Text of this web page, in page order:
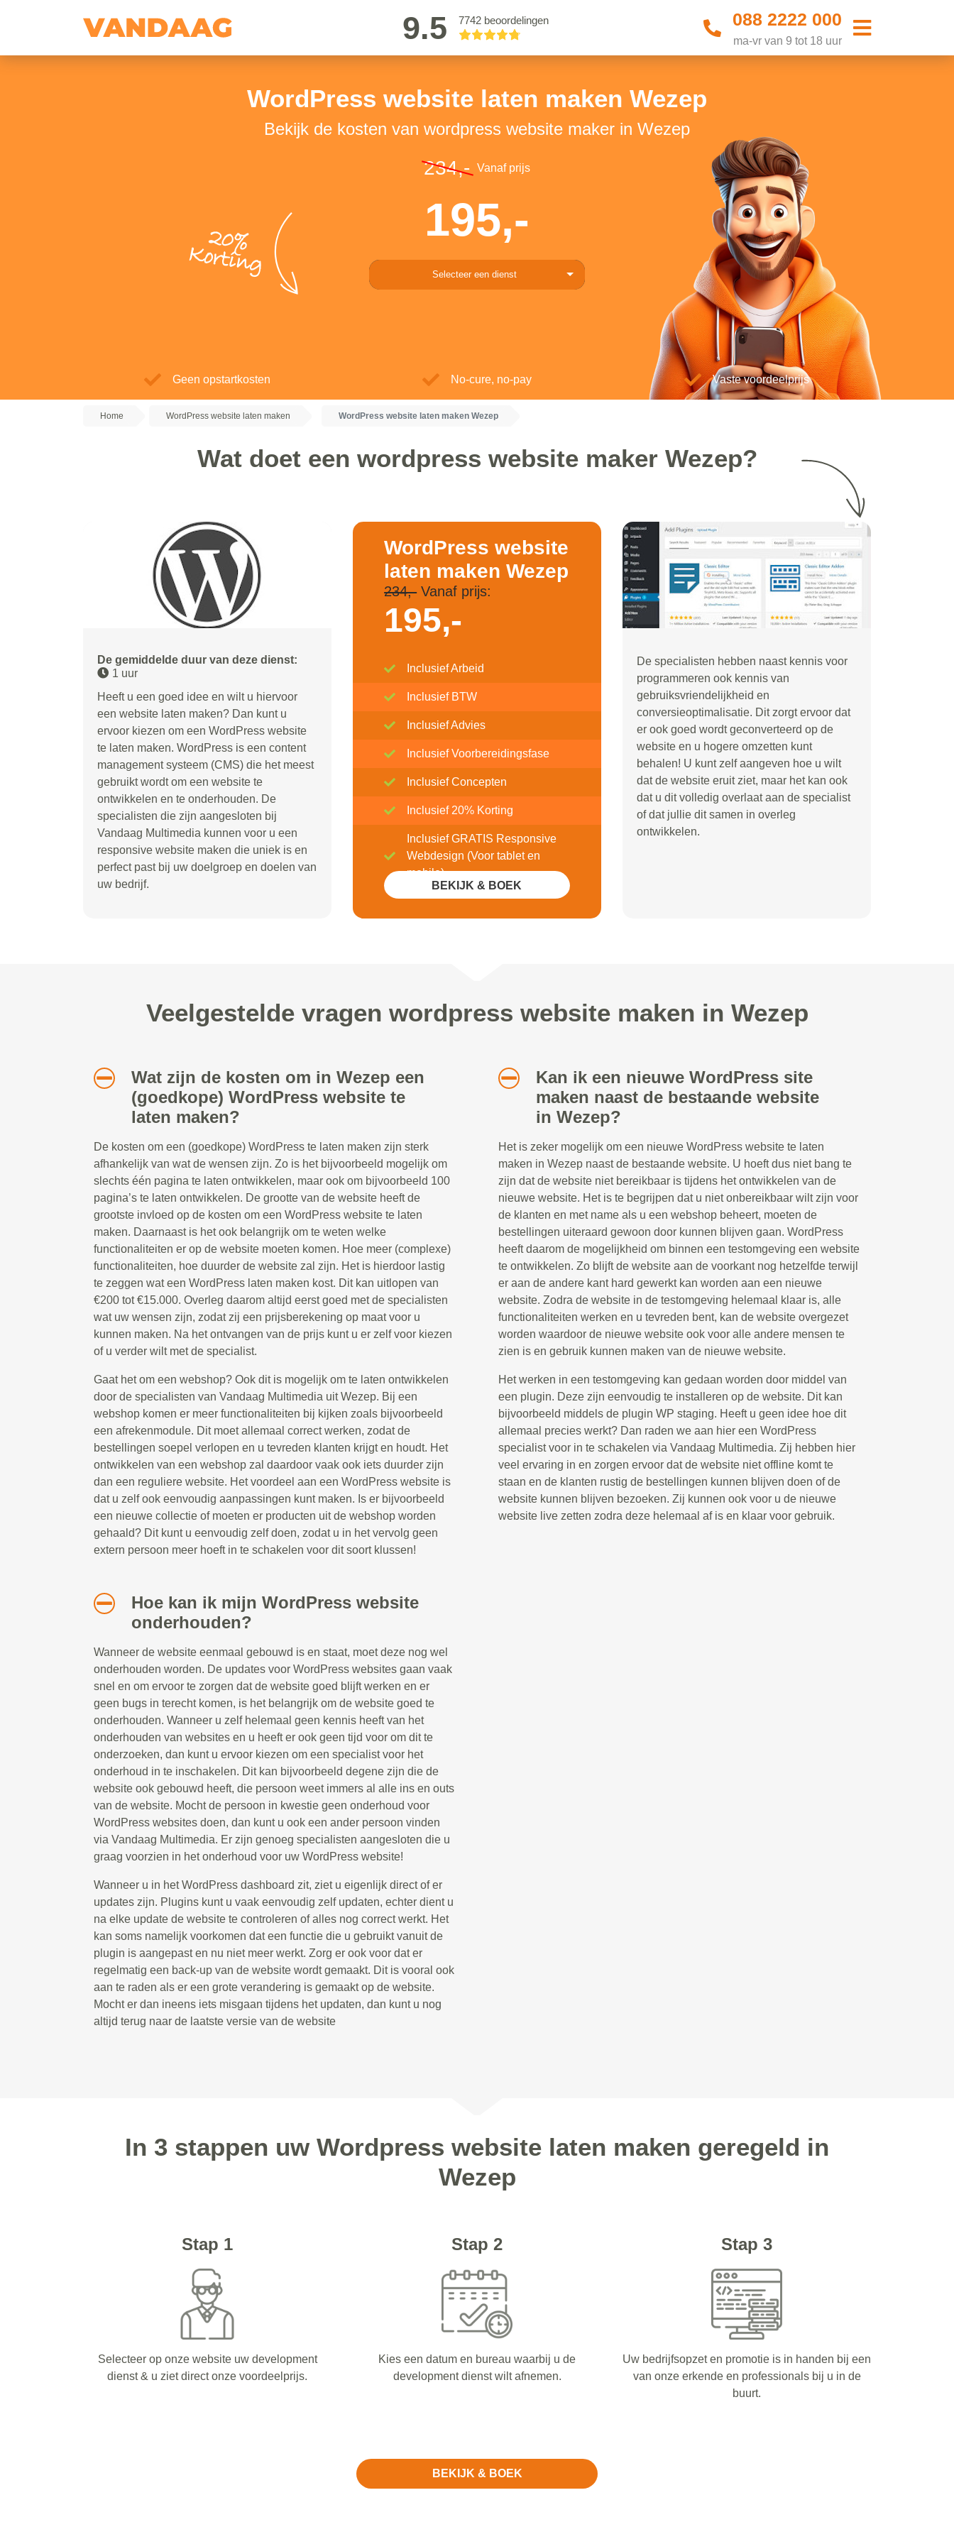
9.5 7742 beoordelingen 088 2222 000
ma-vr van 9 tot 18 uur
WordPress website laten maken Wezep
Bekijk de kosten van wordpress website maker in Wezep
20%
Korting
234,- Vanaf prijs
195,-
Selecteer een dienst
Geen opstartkosten No-cure, no-pay Vaste voordeelprijs
Home WordPress website laten maken WordPress website laten maken Wezep
Wat doet een wordpress website maker Wezep?
De gemiddelde duur van deze dienst:
1 uur
Heeft u een goed idee en wilt u hiervoor
een website laten maken? Dan kunt u
ervoor kiezen om een WordPress website
te laten maken. WordPress is een content
management systeem (CMS) die het meest
gebruikt wordt om een website te
ontwikkelen en te onderhouden. De
specialisten die zijn aangesloten bij
Vandaag Multimedia kunnen voor u een
responsive website maken die uniek is en
perfect past bij uw doelgroep en doelen van
uw bedrijf.
WordPress website
laten maken Wezep
234,-Vanaf prijs:
195,-
Inclusief Arbeid
Inclusief BTW
Inclusief Advies
Inclusief Voorbereidingsfase
Inclusief Concepten
Inclusief 20% Korting
Inclusief GRATIS Responsive
Webdesign (Voor tablet en
mobile)
BEKIJK & BOEK
De specialisten hebben naast kennis voor
programmeren ook kennis van
gebruiksvriendelijkheid en
conversieoptimalisatie. Dit zorgt ervoor dat
er ook goed wordt geconverteerd op de
website en u hogere omzetten kunt
behalen! U kunt zelf aangeven hoe u wilt
dat de website eruit ziet, maar het kan ook
dat u dit volledig overlaat aan de specialist
of dat jullie dit samen in overleg
ontwikkelen.
Veelgestelde vragen wordpress website maken in Wezep
Wat zijn de kosten om in Wezep een
(goedkope) WordPress website te
laten maken?
De kosten om een (goedkope) WordPress te laten maken zijn sterk
afhankelijk van wat de wensen zijn. Zo is het bijvoorbeeld mogelijk om
slechts één pagina te laten ontwikkelen, maar ook om bijvoorbeeld 100
pagina’s te laten ontwikkelen. De grootte van de website heeft de
grootste invloed op de kosten om een WordPress website te laten
maken. Daarnaast is het ook belangrijk om te weten welke
functionaliteiten er op de website moeten komen. Hoe meer (complexe)
functionaliteiten, hoe duurder de website zal zijn. Het is hierdoor lastig
te zeggen wat een WordPress laten maken kost. Dit kan uitlopen van
€200 tot €15.000. Overleg daarom altijd eerst goed met de specialisten
wat uw wensen zijn, zodat zij een prijsberekening op maat voor u
kunnen maken. Na het ontvangen van de prijs kunt u er zelf voor kiezen
of u verder wilt met de specialist.
Gaat het om een webshop? Ook dit is mogelijk om te laten ontwikkelen
door de specialisten van Vandaag Multimedia uit Wezep. Bij een
webshop komen er meer functionaliteiten bij kijken zoals bijvoorbeeld
een afrekenmodule. Dit moet allemaal correct werken, zodat de
bestellingen soepel verlopen en u tevreden klanten krijgt en houdt. Het
ontwikkelen van een webshop zal daardoor vaak ook iets duurder zijn
dan een reguliere website. Het voordeel aan een WordPress website is
dat u zelf ook eenvoudig aanpassingen kunt maken. Is er bijvoorbeeld
een nieuwe collectie of moeten er producten uit de webshop worden
gehaald? Dit kunt u eenvoudig zelf doen, zodat u in het vervolg geen
extern persoon meer hoeft in te schakelen voor dit soort klussen!
Hoe kan ik mijn WordPress website
onderhouden?
Wanneer de website eenmaal gebouwd is en staat, moet deze nog wel
onderhouden worden. De updates voor WordPress websites gaan vaak
snel en om ervoor te zorgen dat de website goed blijft werken en er
geen bugs in terecht komen, is het belangrijk om de website goed te
onderhouden. Wanneer u zelf helemaal geen kennis heeft van het
onderhouden van websites en u heeft er ook geen tijd voor om dit te
onderzoeken, dan kunt u ervoor kiezen om een specialist voor het
onderhoud in te inschakelen. Dit kan bijvoorbeeld degene zijn die de
website ook gebouwd heeft, die persoon weet immers al alle ins en outs
van de website. Mocht de persoon in kwestie geen onderhoud voor
WordPress websites doen, dan kunt u ook een ander persoon vinden
via Vandaag Multimedia. Er zijn genoeg specialisten aangesloten die u
graag voorzien in het onderhoud voor uw WordPress website!
Wanneer u in het WordPress dashboard zit, ziet u eigenlijk direct of er
updates zijn. Plugins kunt u vaak eenvoudig zelf updaten, echter dient u
na elke update de website te controleren of alles nog correct werkt. Het
kan soms namelijk voorkomen dat een functie die u gebruikt vanuit de
plugin is aangepast en nu niet meer werkt. Zorg er ook voor dat er
regelmatig een back-up van de website wordt gemaakt. Dit is vooral ook
aan te raden als er een grote verandering is gemaakt op de website.
Mocht er dan ineens iets misgaan tijdens het updaten, dan kunt u nog
altijd terug naar de laatste versie van de website
Kan ik een nieuwe WordPress site
maken naast de bestaande website
in Wezep?
Het is zeker mogelijk om een nieuwe WordPress website te laten
maken in Wezep naast de bestaande website. U hoeft dus niet bang te
zijn dat de website niet bereikbaar is tijdens het ontwikkelen van de
nieuwe website. Het is te begrijpen dat u niet onbereikbaar wilt zijn voor
de klanten en met name als u een webshop beheert, moeten de
bestellingen uiteraard gewoon door kunnen blijven gaan. WordPress
heeft daarom de mogelijkheid om binnen een testomgeving een website
te ontwikkelen. Zo blijft de website aan de voorkant nog hetzelfde terwijl
er aan de andere kant hard gewerkt kan worden aan een nieuwe
website. Zodra de website in de testomgeving helemaal klaar is, alle
functionaliteiten werken en u tevreden bent, kan de website overgezet
worden waardoor de nieuwe website ook voor alle andere mensen te
zien is en gebruik kunnen maken van de nieuwe website.
Het werken in een testomgeving kan gedaan worden door middel van
een plugin. Deze zijn eenvoudig te installeren op de website. Dit kan
bijvoorbeeld middels de plugin WP staging. Heeft u geen idee hoe dit
allemaal precies werkt? Dan raden we aan hier een WordPress
specialist voor in te schakelen via Vandaag Multimedia. Zij hebben hier
veel ervaring in en zorgen ervoor dat de website niet offline komt te
staan en de klanten rustig de bestellingen kunnen blijven doen of de
website kunnen blijven bezoeken. Zij kunnen ook voor u de nieuwe
website live zetten zodra deze helemaal af is en klaar voor gebruik.
In 3 stappen uw Wordpress website laten maken geregeld in
Wezep
Stap 1
Selecteer op onze website uw development
dienst & u ziet direct onze voordeelprijs.
Stap 2
Kies een datum en bureau waarbij u de
development dienst wilt afnemen.
Stap 3
Uw bedrijfsopzet en promotie is in handen bij een
van onze erkende en professionals bij u in de
buurt.
BEKIJK & BOEK